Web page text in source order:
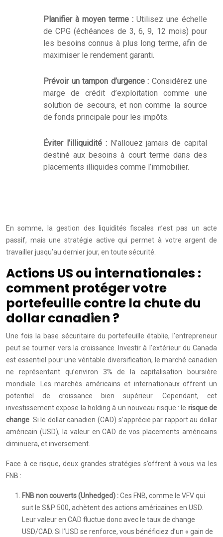
Planifier à moyen terme : Utilisez une échelle
de CPG (échéances de 3, 6, 9, 12 mois) pour
les besoins connus à plus long terme, afin de
maximiser le rendement garanti.
Prévoir un tampon d’urgence : Considérez une
marge de crédit d’exploitation comme une
solution de secours, et non comme la source
de fonds principale pour les impôts.
Éviter l’illiquidité :N’allouez jamais de capital
destiné aux besoins à court terme dans des
placements illiquides comme l’immobilier.
En somme, la gestion des liquidités fiscales n’est pas un acte
passif, mais une stratégie active qui permet à votre argent de
travailler jusqu’au dernier jour, en toute sécurité.
Actions US ou internationales :
comment protéger votre
portefeuille contre la chute du
dollar canadien ?
Une fois la base sécuritaire du portefeuille établie, l’entrepreneur
peut se tourner vers la croissance. Investir à l’extérieur du Canada
est essentiel pour une véritable diversification, le marché canadien
ne représentant qu’environ 3% de la capitalisation boursière
mondiale. Les marchés américains et internationaux offrent un
potentiel de croissance bien supérieur. Cependant, cet
investissement expose la holding à un nouveau risque : le risque de
change . Si le dollar canadien (CAD) s’apprécie par rapport au dollar
américain (USD), la valeur en CAD de vos placements américains
diminuera, et inversement.
Face à ce risque, deux grandes stratégies s’offrent à vous via les
FNB :
FNB non couverts (Unhedged) :Ces FNB, comme le VFV qui
suit le S&P 500, achètent des actions américaines en USD.
Leur valeur en CAD fluctue donc avec le taux de change
USD/CAD. Si l’USD se renforce, vous bénéficiez d’un « gain de